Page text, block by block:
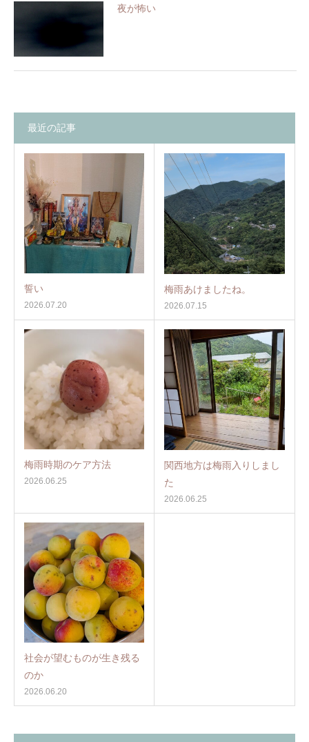
夜が怖い
最近の記事
誓い
2026.07.20
梅雨あけましたね。
2026.07.15
梅雨時期のケア方法
2026.06.25
関西地方は梅雨入りしまし
た
2026.06.25
社会が望むものが生き残る
のか
2026.06.20